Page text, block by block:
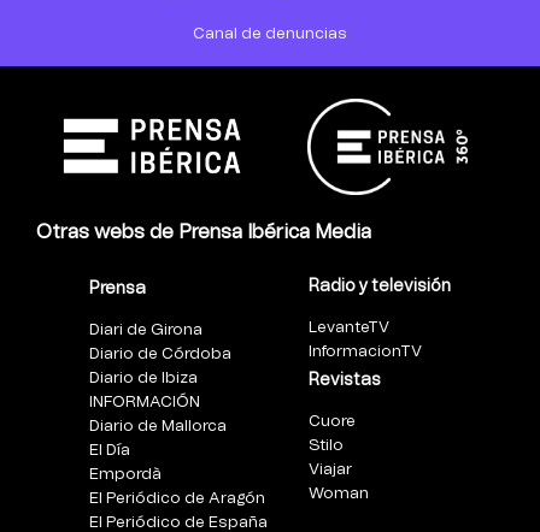
Canal de denuncias
Otras webs de Prensa Ibérica Media
Prensa
Diari de Girona
Diario de Córdoba
Diario de Ibiza
INFORMACIÓN
Diario de Mallorca
El Día
Empordà
El Periódico de Aragón
El Periódico de España
Radio y televisión
LevanteTV
InformacionTV
Revistas
Cuore
Stilo
Viajar
Woman